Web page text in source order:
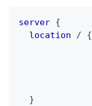
server {
location /
{
}